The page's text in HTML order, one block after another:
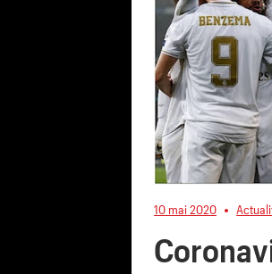
10 mai 2020